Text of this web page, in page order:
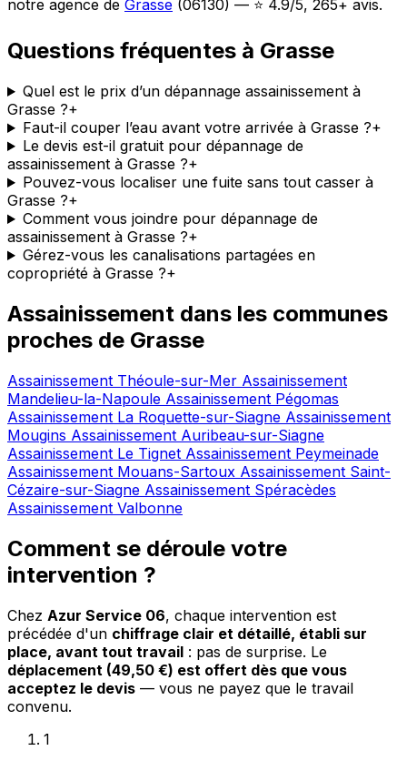
notre agence de Grasse (06130) — ⭐ 4.9/5, 265+ avis.
Questions fréquentes à Grasse
Quel est le prix d’un dépannage assainissement à
Grasse ?+
Faut-il couper l’eau avant votre arrivée à Grasse ?+
Le devis est-il gratuit pour dépannage de
assainissement à Grasse ?+
Pouvez-vous localiser une fuite sans tout casser à
Grasse ?+
Comment vous joindre pour dépannage de
assainissement à Grasse ?+
Gérez-vous les canalisations partagées en
copropriété à Grasse ?+
Assainissement dans les communes
proches de Grasse
Assainissement Théoule-sur-Mer Assainissement
Mandelieu-la-Napoule Assainissement Pégomas
Assainissement La Roquette-sur-Siagne Assainissement
Mougins Assainissement Auribeau-sur-Siagne
Assainissement Le Tignet Assainissement Peymeinade
Assainissement Mouans-Sartoux Assainissement Saint-
Cézaire-sur-Siagne Assainissement Spéracèdes
Assainissement Valbonne
Comment se déroule votre
intervention ?
Chez Azur Service 06, chaque intervention est
précédée d'un chiffrage clair et détaillé, établi sur
place, avant tout travail : pas de surprise. Le
déplacement (49,50 €) est offert dès que vous
acceptez le devis — vous ne payez que le travail
convenu.
1